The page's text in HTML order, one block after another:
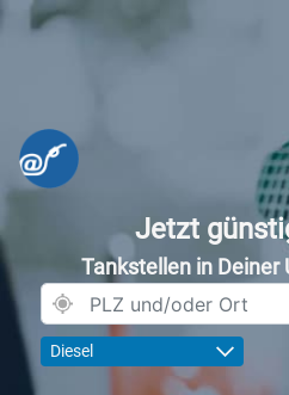
Jetzt
Tankstellen in Deiner
Diesel